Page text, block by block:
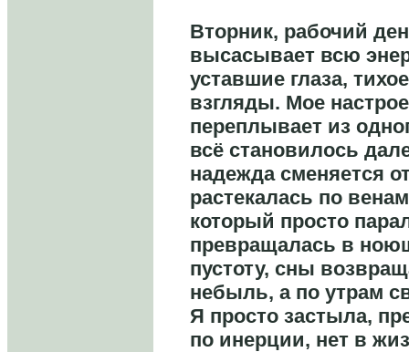
Вторник, рабочий
высасывает всю
уставшие глаза,
взгляды. Мое
переплывает из
всё становилось
надежда сменяется
растекалась по
который просто
превращалась в
пустоту, сны
небыль, а по утрам
Я просто застыла,
по инерции, нет в